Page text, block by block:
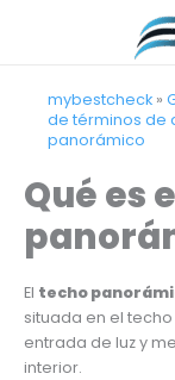
mybestcheck »
de términos de
panorámico
Qué es
El techo
situada en el
entrada de luz y
interior.